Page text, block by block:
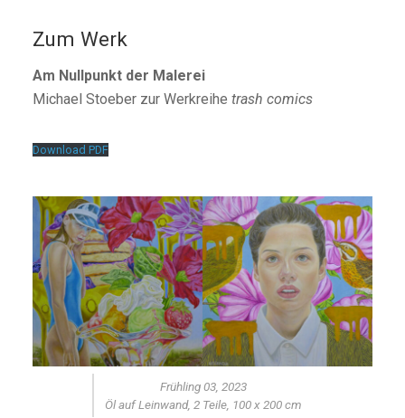
Zum Werk
Am Nullpunkt der Malerei
Michael Stoeber zur Werkreihe trash comics
Download PDF
Frühling 03, 2023
Öl auf Leinwand, 2 Teile, 100 x 200 cm